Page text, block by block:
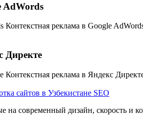
AdWords
Контекстная реклама в Google
Директе
Контекстная реклама в Яндекс
на современный дизайн, скорость и